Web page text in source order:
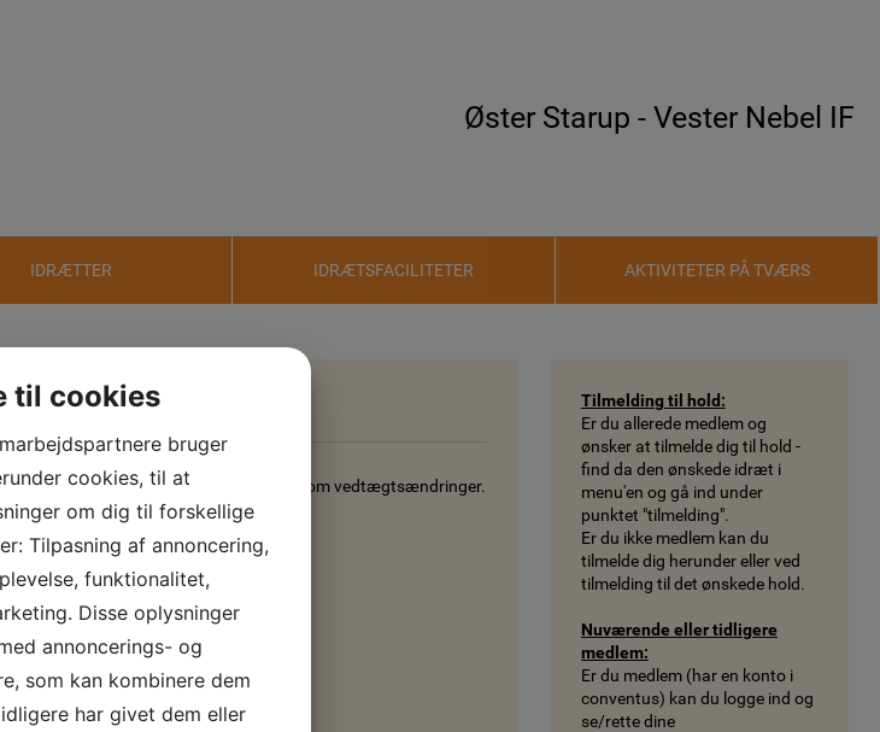
Øster Starup - Vester Nebel IF
IDRÆTTER IDRÆTSFACILITETER AKTIVITETER PÅ TVÆRS
2014 fremsatte formandsskabet forslag om vedtægtsændringer.
2024(0.5 Mb)
2022 (0.3 Mb)
2014(80.8 Kb)
2013(71.3 Kb)
Tilmelding til hold:
Er du allerede medlem og
ønsker at tilmelde dig til hold -
find da den ønskede idræt i
menu'en og gå ind under
punktet "tilmelding".
Er du ikke medlem kan du
tilmelde dig herunder eller ved
tilmelding til det ønskede hold.
Nuværende eller tidligere
medlem:
Er du medlem (har en konto i
conventus) kan du logge ind og
se/rette dine
til cookies
bruger
cookies, til at
om dig til forskellige
Tilpasning af annoncering,
funktionalitet,
Disse oplysninger
annoncerings- og
som kan kombinere dem
har givet dem eller